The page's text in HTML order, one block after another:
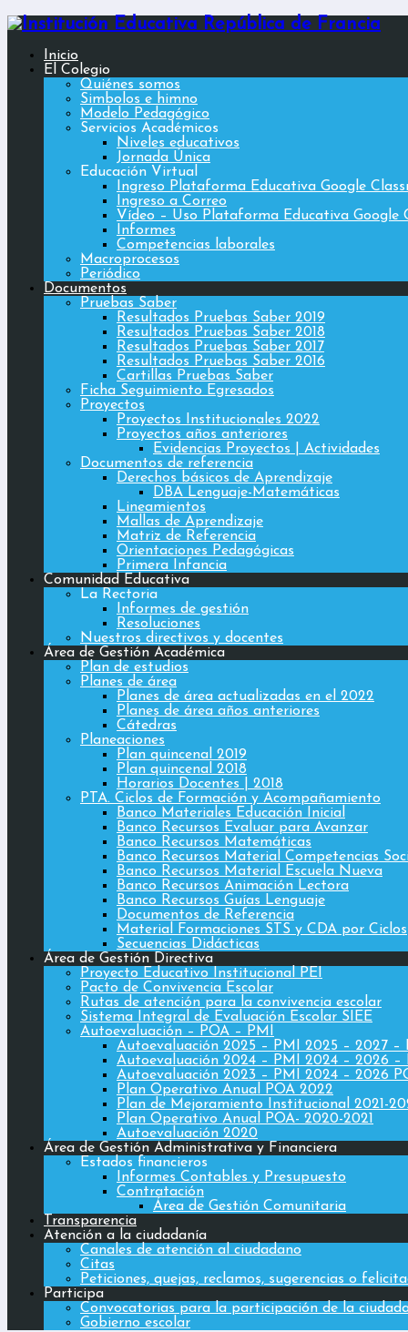
Inicio
El Colegio
Quiénes somos
Simbolos e himno
Modelo Pedagógico
Servicios Académicos
Niveles educativos
Jornada Única
Educación Virtual
Ingreso Plataforma Educativa Google
Ingreso a Correo
Vídeo – Uso Plataforma Educativa Google
Informes
Competencias laborales
Macroprocesos
Periódico
Documentos
Pruebas Saber
Resultados Pruebas Saber 2019
Resultados Pruebas Saber 2018
Resultados Pruebas Saber 2017
Resultados Pruebas Saber 2016
Cartillas Pruebas Saber
Ficha Seguimiento Egresados
Proyectos
Proyectos Institucionales 2022
Proyectos años anteriores
Evidencias Proyectos | Actividades
Documentos de referencia
Derechos básicos de Aprendizaje
DBA Lenguaje-Matemáticas
Lineamientos
Mallas de Aprendizaje
Matriz de Referencia
Orientaciones Pedagógicas
Primera Infancia
Comunidad Educativa
La Rectoria
Informes de gestión
Resoluciones
Nuestros directivos y docentes
Área de Gestión Académica
Plan de estudios
Planes de área
Planes de área actualizadas en el 2022
Planes de área años anteriores
Cátedras
Planeaciones
Plan quincenal 2019
Plan quincenal 2018
Horarios Docentes | 2018
PTA. Ciclos de Formación y Acompañamiento
Banco Materiales Educación Inicial
Banco Recursos Evaluar para Avanzar
Banco Recursos Matemáticas
Banco Recursos Material Competencias
Banco Recursos Material Escuela Nueva
Banco Recursos Animación Lectora
Banco Recursos Guías Lenguaje
Documentos de Referencia
Material Formaciones STS y CDA por Ciclos
Secuencias Didácticas
Área de Gestión Directiva
Proyecto Educativo Institucional PEI
Pacto de Convivencia Escolar
Rutas de atención para la convivencia escolar
Sistema Integral de Evaluación Escolar SIEE
Autoevaluación – POA – PMI
Autoevaluación 2025 – PMI 2025 – 2027 –
Autoevaluación 2024 – PMI 2024 – 2026 –
Autoevaluación 2023 – PMI 2024 – 2026
Plan Operativo Anual POA 2022
Plan de Mejoramiento Institucional 2021-
Plan Operativo Anual POA- 2020-2021
Autoevaluación 2020
Área de Gestión Administrativa y Financiera
Estados financieros
Informes Contables y Presupuesto
Contratación
Área de Gestión Comunitaria
Transparencia
Atención a la ciudadanía
Canales de atención al ciudadano
Citas
Peticiones, quejas, reclamos, sugerencias o
Participa
Convocatorias para la participación de la
Gobierno escolar